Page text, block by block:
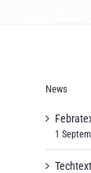
News
1